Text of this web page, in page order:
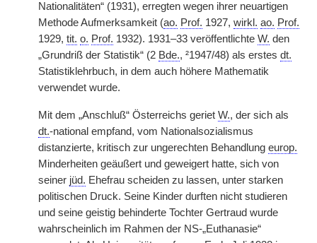
Nationalitäten“ (1931), erregten wegen ihrer neuartigen
Methode Aufmerksamkeit (ao. Prof. 1927, wirkl. ao. Prof.
1929, tit. o. Prof. 1932). 1931–33 veröffentlichte W. den
„Grundriß der Statistik“ (2 Bde., ²1947/48) als erstes dt.
Statistiklehrbuch, in dem auch höhere Mathematik
verwendet wurde.
Mit dem „Anschluß“ Österreichs geriet W., der sich als
dt.-national empfand, vom Nationalsozialismus
distanzierte, kritisch zur ungerechten Behandlung europ.
Minderheiten geäußert und geweigert hatte, sich von
seiner jüd. Ehefrau scheiden zu lassen, unter starken
politischen Druck. Seine Kinder durften nicht studieren
und seine geistig behinderte Tochter Gertraud wurde
wahrscheinlich im Rahmen der NS-„Euthanasie“